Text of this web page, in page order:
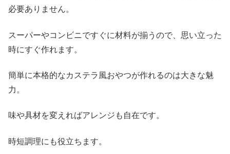
必要ありません。
スーパーやコンビニですぐに材料が揃うので、思い立った
時にすぐ作れます。
簡単に本格的なカステラ風おやつが作れるのは大きな魅
力。
味や具材を変えればアレンジも自在です。
時短調理にも役立ちます。